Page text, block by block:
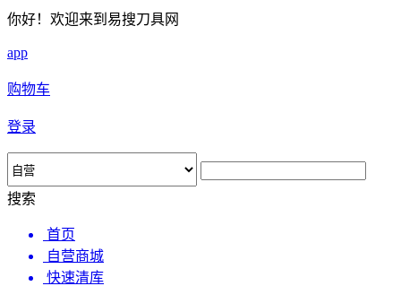
你好！欢迎来到易搜刀具网
app
购物车
登录
搜索
首页
自营商城
快速清库